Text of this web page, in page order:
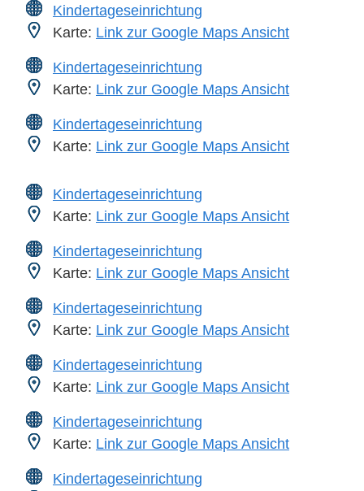
Kindertageseinrichtung
Karte: Link zur Google Maps Ansicht
Kindertageseinrichtung
Karte: Link zur Google Maps Ansicht
Kindertageseinrichtung
Karte: Link zur Google Maps Ansicht
Kindertageseinrichtung
Karte: Link zur Google Maps Ansicht
Kindertageseinrichtung
Karte: Link zur Google Maps Ansicht
Kindertageseinrichtung
Karte: Link zur Google Maps Ansicht
Kindertageseinrichtung
Karte: Link zur Google Maps Ansicht
Kindertageseinrichtung
Karte: Link zur Google Maps Ansicht
Kindertageseinrichtung